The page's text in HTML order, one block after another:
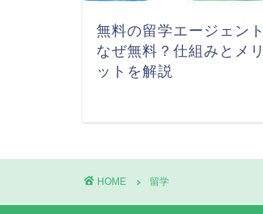
無料の留学エージェン
なぜ無料？仕組みとメ
ットを解説
HOME 留学